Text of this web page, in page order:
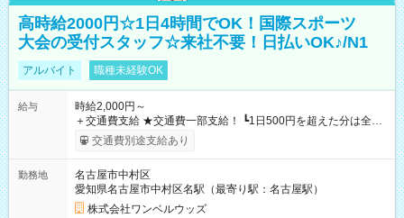
高時給2000円☆1日4時間でOK！国際スポーツ
大会の受付スタッフ☆来社不要！日払いOK♪/N1
アルバイト 職種未経験OK
給与
時給2,000円～
＋交通費支給 ★交通費一部支給！ ┗1日500円を超えた分は全額
支給！ ※往復500円以内の方は自己負担となります ★日払い
OK！（規定あり） ┗働いたその日に現金GET♪ お仕事後はコン
期間なし
交通費別途支給あり
勤務地
名古屋市中村区
愛知県名古屋市中村区名駅（最寄り駅：名古屋駅）
株式会社ワンベルウッズ